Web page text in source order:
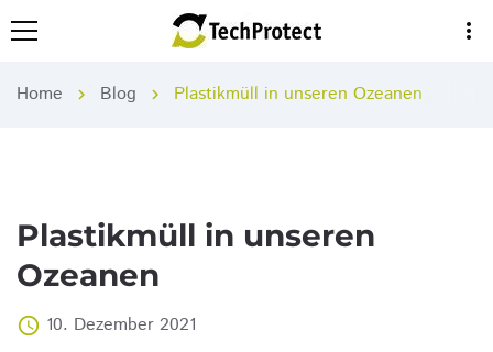
more_vert
Home chevron_right Blog chevron_right Plastikmüll in unseren Ozeanen
Plastikmüll in unseren
Ozeanen
access_time 10. Dezember 2021